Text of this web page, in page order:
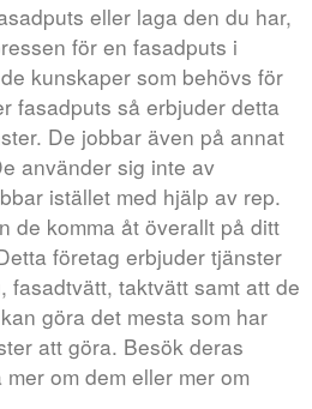
eller laga den du har,
för en fasadputs i
kunskaper som behövs för
fasadputs så erbjuder detta
De jobbar även på annat
använder sig inte av
istället med hjälp av rep.
de komma åt överallt på ditt
företag erbjuder tjänster
fasadtvätt, taktvätt samt att de
göra det mesta som har
att göra. Besök deras
om dem eller mer om